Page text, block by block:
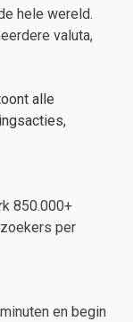
hele wereld.
valuta,
alle
850.000+
per
en begin